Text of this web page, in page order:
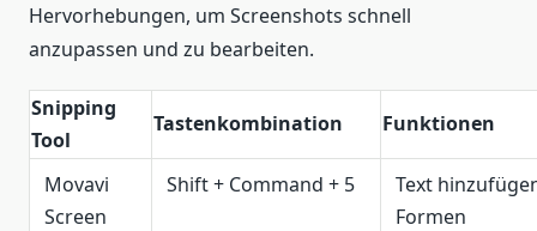
Hervorhebungen, um Screenshots schnell
anzupassen und zu bearbeiten.
Snipping
Tool
Tastenkombination Funktionen
Movavi
Screen
Shift + Command + 5
Text
Formen